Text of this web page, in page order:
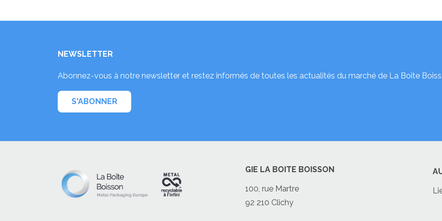
NEWSLETTER
Abonnez-vous à notre newsletter et restez informés de toutes les actualités du marché de La Boîte
S'ABONNER
GIE LA BOITE BOISSON
100, rue Martre
92 210 Clichy